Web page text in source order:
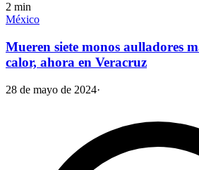
2 min
México
Mueren siete monos aulladores
calor, ahora en Veracruz
28 de mayo de 2024·